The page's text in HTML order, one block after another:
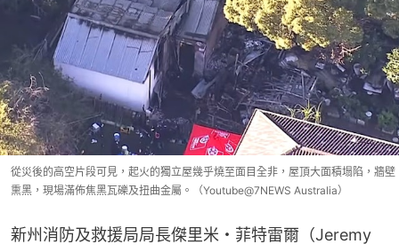
從災後的高空片段可見，起火的獨立屋幾乎燒至面目全非，屋頂大面積塌陷，牆壁
熏黑，現場滿佈焦黑瓦礫及扭曲金屬。（Youtube@7NEWS Australia）
新州消防及救援局局長傑里米・菲特雷爾（Jeremy